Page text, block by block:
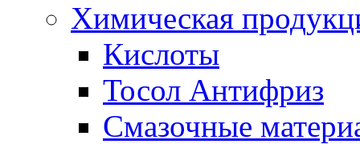
Химическая
Кислоты
Тосол Антифриз
Смазочные